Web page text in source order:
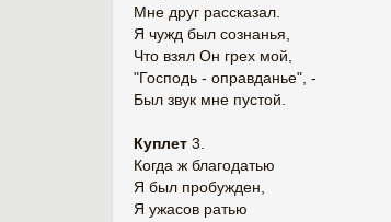
Мне друг рассказал.
Я чужд был сознанья,
Что взял Он грех мой,
"Господь - оправданье", -
Был звук мне пустой.
Куплет 3.
Когда ж благодатью
Я был пробужден,
Я ужасов ратью